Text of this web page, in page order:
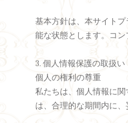
基本方針は、本サイト
能な状態とします。コ
3. 個人情報保護の取扱い
個人の権利の尊重
私たちは、個人情報に
は、合理的な期間内に、